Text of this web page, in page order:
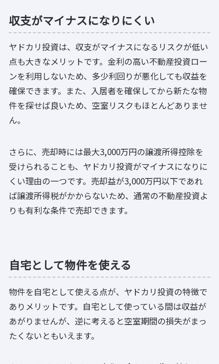
収支がマイナスになりにくい
ヤドカリ投資は、収支がマイナスになるリスクが低い
点も大きなメリットです。金利の高い不動産投資ロー
ンを利用しないため、多少利回りが悪化しても収益を
確保できます。また、入居者を確保してから新たな物
件を探せば良いため、空室リスクもほとんどありませ
ん。
さらに、売却時には最大3,000万円の譲渡所得控除を
受けられることも、ヤドカリ投資がマイナスになりに
くい理由の一つです。売却益が3,000万円以下であれ
ば譲渡所得税がかからないため、通常の不動産投資よ
りも有利な条件で売却できます。
自宅として物件を使える
物件を自宅として使える点が、ヤドカリ投資の特徴で
ありメリットです。自宅として使っている間は収益が
あがりませんが、逆に考えると空室期間の損失がまっ
たくないともいえます。